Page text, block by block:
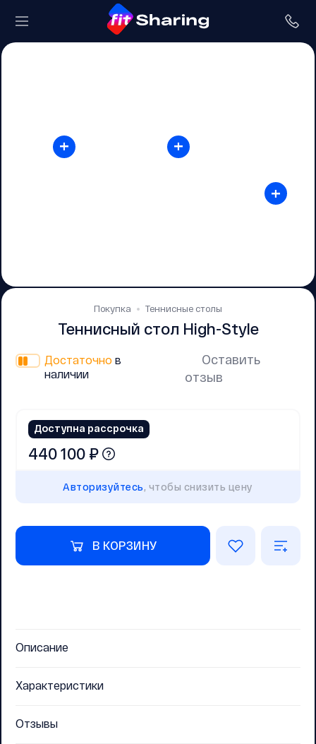
+
+
+
Покупка Теннисные столы
Теннисный стол High-Style
Достаточно в
наличии
Оставить
отзыв
Доступна рассрочка
440 100 ₽
Авторизуйтесь, чтобы снизить цену
В КОРЗИНУ
Описание
Характеристики
Отзывы